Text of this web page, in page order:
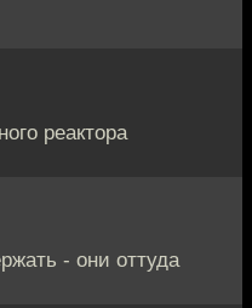
реактора
- они оттуда